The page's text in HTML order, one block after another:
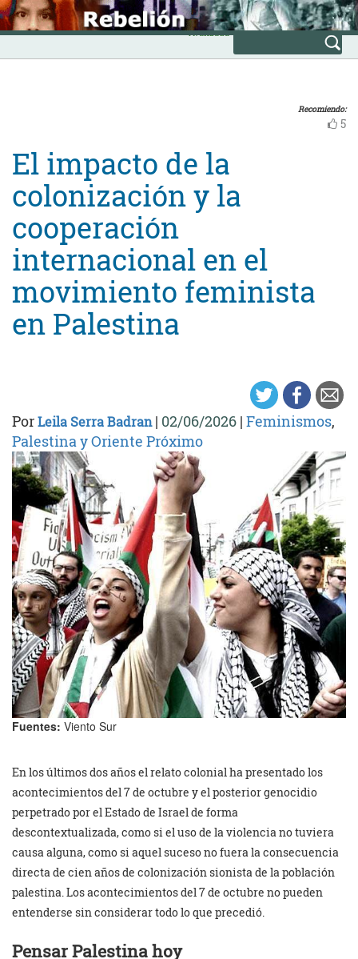
Skip
to
content
INICIO
Avanzada
Recomiendo:
5
El impacto de la
colonización y la
cooperación
internacional en el
movimiento feminista
en Palestina
PorLeila Serra Badran| 02/06/2026 | Feminismos,
Palestina y Oriente Próximo
Fuentes: Viento Sur
En los últimos dos años el relato colonial ha presentado los
acontecimientos del 7 de octubre y el posterior genocidio
perpetrado por el Estado de Israel de forma
descontextualizada, como si el uso de la violencia no tuviera
causa alguna, como si aquel suceso no fuera la consecuencia
directa de cien años de colonización sionista de la población
palestina. Los acontecimientos del 7 de octubre no pueden
entenderse sin considerar todo lo que precedió.
Pensar Palestina hoy